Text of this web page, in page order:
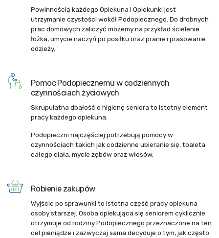
Powinnością każdego Opiekuna i Opiekunki jest
utrzymanie czystości wokół Podopiecznego. Do drobnych
prac domowych zaliczyć możemy na przykład ścielenie
łóżka, umycie naczyń po posiłku oraz pranie i prasowanie
odzieży.
Pomoc Podopiecznemu w codziennych
czynnościach życiowych
Skrupulatna dbałość o higienę seniora to istotny element
pracy każdego opiekuna.
Podopieczni najczęściej potrzebują pomocy w
czynnościach takich jak codzienne ubieranie się, toaleta
całego ciała, mycie zębów oraz włosów.
Robienie zakupów
Wyjście po sprawunki to istotna część pracy opiekuna
osoby starszej. Osoba opiekująca się seniorem cyklicznie
otrzymuje od rodziny Podopiecznego przeznaczone na ten
cel pieniądze i zazwyczaj sama decyduje o tym, jak często